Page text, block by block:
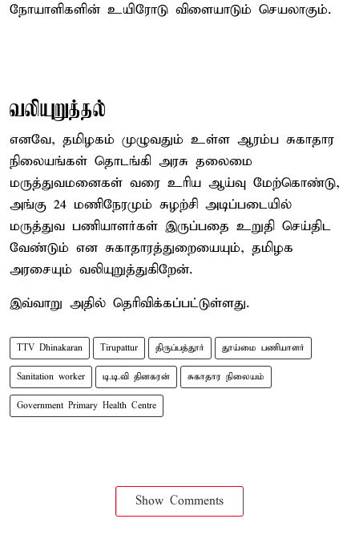
நோயாளிகளின் உயிரோடு விளையாடும் செயலாகும்.
வலியுறுத்தல்
எனவே, தமிழகம் முழுவதும் உள்ள ஆரம்ப சுகாதார
நிலையங்கள் தொடங்கி அரசு தலைமை
மருத்துவமனைகள் வரை உரிய ஆய்வு மேற்கொண்டு,
அங்கு 24 மணிநேரமும் சுழற்சி அடிப்படையில்
மருத்துவ பணியாளர்கள் இருப்பதை உறுதி செய்திட
வேண்டும் என சுகாதாரத்துறையையும், தமிழக
அரசையும் வலியுறுத்துகிறேன்.
இவ்வாறு அதில் தெரிவிக்கப்பட்டுள்ளது.
TTV Dhinakaran Tirupattur திருப்பத்தூர் தூய்மை பணியாளர்
Sanitation worker டி.டி.வி தினகரன் சுகாதார நிலையம்
Government Primary Health Centre
Show Comments